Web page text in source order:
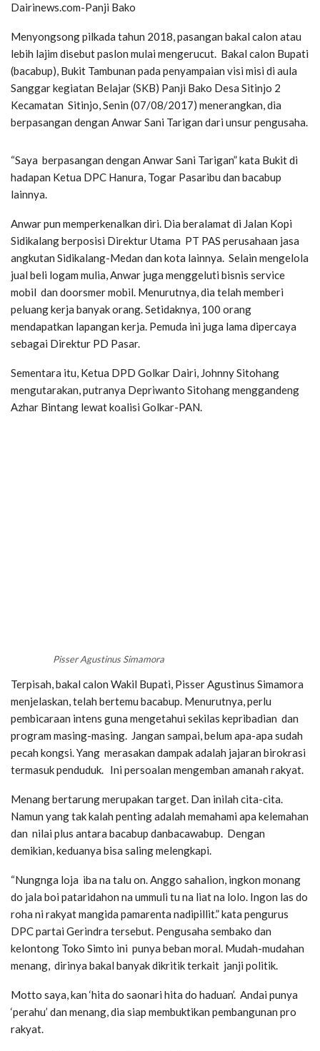
Dairinews.com-Panji Bako
Menyongsong pilkada tahun 2018, pasangan bakal calon atau
lebih lajim disebut paslon mulai mengerucut. Bakal calon Bupati
(bacabup), Bukit Tambunan pada penyampaian visi misi di aula
Sanggar kegiatan Belajar (SKB) Panji Bako Desa Sitinjo 2
Kecamatan Sitinjo, Senin (07/08/2017) menerangkan, dia
berpasangan dengan Anwar Sani Tarigan dari unsur pengusaha.
“Saya berpasangan dengan Anwar Sani Tarigan” kata Bukit di
hadapan Ketua DPC Hanura, Togar Pasaribu dan bacabup
lainnya.
Anwar pun memperkenalkan diri. Dia beralamat di Jalan Kopi
Sidikalang berposisi Direktur Utama PT PAS perusahaan jasa
angkutan Sidikalang-Medan dan kota lainnya. Selain mengelola
jual beli logam mulia, Anwar juga menggeluti bisnis service
mobil dan doorsmer mobil. Menurutnya, dia telah memberi
peluang kerja banyak orang. Setidaknya, 100 orang
mendapatkan lapangan kerja. Pemuda ini juga lama dipercaya
sebagai Direktur PD Pasar.
Sementara itu, Ketua DPD Golkar Dairi, Johnny Sitohang
mengutarakan, putranya Depriwanto Sitohang menggandeng
Azhar Bintang lewat koalisi Golkar-PAN.
Pisser Agustinus Simamora
Terpisah, bakal calon Wakil Bupati, Pisser Agustinus Simamora
menjelaskan, telah bertemu bacabup. Menurutnya, perlu
pembicaraan intens guna mengetahui sekilas kepribadian dan
program masing-masing. Jangan sampai, belum apa-apa sudah
pecah kongsi. Yang merasakan dampak adalah jajaran birokrasi
termasuk penduduk. Ini persoalan mengemban amanah rakyat.
Menang bertarung merupakan target. Dan inilah cita-cita.
Namun yang tak kalah penting adalah memahami apa kelemahan
dan nilai plus antara bacabup danbacawabup. Dengan
demikian, keduanya bisa saling melengkapi.
“Nungnga loja iba na talu on. Anggo sahalion, ingkon monang
do jala boi pataridahon na ummuli tu na liat na lolo. Ingon las do
roha ni rakyat mangida pamarenta nadipillit.” kata pengurus
DPC partai Gerindra tersebut. Pengusaha sembako dan
kelontong Toko Simto ini punya beban moral. Mudah-mudahan
menang, dirinya bakal banyak dikritik terkait janji politik.
Motto saya, kan ‘hita do saonari hita do haduan’. Andai punya
‘perahu’ dan menang, dia siap membuktikan pembangunan pro
rakyat.